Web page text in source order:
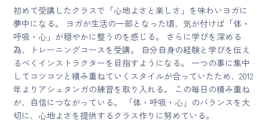
初めて受講したクラスで「心地よさと楽しさ」を味わいヨガに
夢中になる。 ヨガが生活の一部となった頃、気が付けば「体・
呼吸・心」が穏やかに整うのを感じる。 さらに学びを深める
為、トレーニングコースを受講。 自分自身の経験と学びを伝え
るべくインストラクターを目指すようになる。 一つの事に集中
してコツコツと積み重ねていくスタイルが合っていたため、2012
年よりアシュタンガの練習を取り入れる。 この毎日の積み重ね
が、自信につながっている。 「体・呼吸・心」のバランスを大
切に、心地よさを提供するクラス作りに努めている。